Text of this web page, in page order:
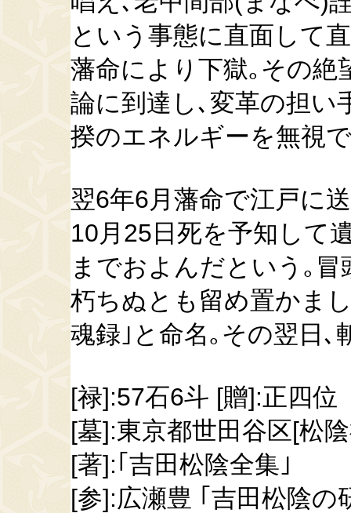
という事態に直面して
藩命により下獄｡その絶
論に到達し､変革の担い
揆のエネルギーを無視
翌6年6月藩命で江戸に
10月25日死を予知して
までおよんだという｡
朽ちぬとも留め置かま
魂録｣と命名｡その翌日､
[禄]:57石6斗 [贈]:正四位
[墓]:東京都世田谷区[松
[著]:｢吉田松陰全集｣
[参]:広瀬豊 ｢吉田松陰の